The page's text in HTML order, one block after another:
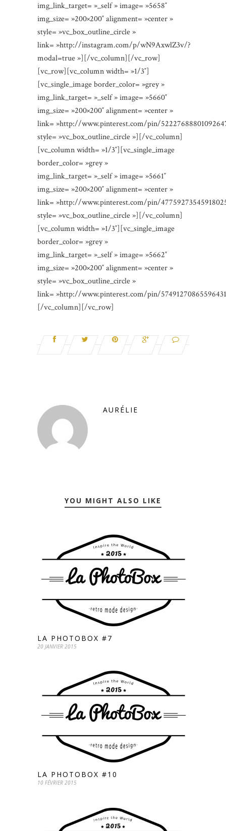
img_link_target= »_self » image= »5658″
img_size= »200×200″ alignment= »center »
style= »vc_box_outline_circle »
link= »http://instagram.com/p/wN9AxwlZ3v/?
modal=true »][/vc_column][/vc_row]
[vc_row][vc_column width= »1/3″]
[vc_single_image border_color= »grey »
img_link_target= »_self » image= »5660″
img_size= »200×200″ alignment= »center »
link= »http://www.pinterest.com/pin/
style= »vc_box_outline_circle »][/vc_column]
[vc_column width= »1/3″][vc_single_image
border_color= »grey »
img_link_target= »_self » image= »5661″
img_size= »200×200″ alignment= »center »
link= »http://www.pinterest.com/pin/
style= »vc_box_outline_circle »][/vc_column]
[vc_column width= »1/3″][vc_single_image
border_color= »grey »
img_link_target= »_self » image= »5662″
img_size= »200×200″ alignment= »center »
style= »vc_box_outline_circle »
link= »http://www.pinterest.com/pin/
[/vc_column][/vc_row]
AURÉLIE
YOU MIGHT ALSO LIKE
LA PHOTOBOX #7
20 JANVIER 2015
LA PHOTOBOX #10
10 FÉVRIER 2015